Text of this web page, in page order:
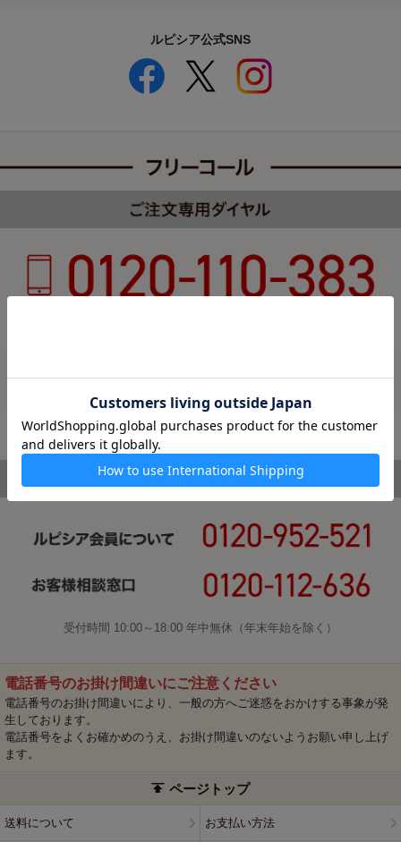
ルピシア公式SNS
受付時間 10:00～18:00 年中無休（年末年始を除く）
電話番号のお掛け間違いにご注意ください
電話番号のお掛け間違いにより、一般の方へご迷惑をおかけする事象が発
生しております。
電話番号をよくお確かめのうえ、お掛け間違いのないようお願い申し上げ
ます。
ページトップ
送料について お支払い方法